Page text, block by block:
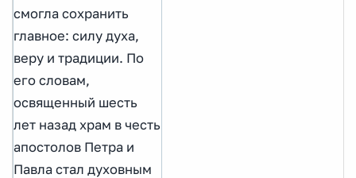
смогла сохранить
главное: силу духа,
веру и традиции. По
его словам,
освященный шесть
лет назад храм в честь
апостолов Петра и
Павла стал духовным